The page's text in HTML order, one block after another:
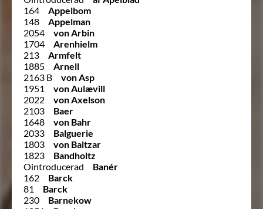
164
Appelbom
148
Appelman
2054
von Arbin
1704
Arenhielm
213
Armfelt
1885
Arnell
2163 B
von Asp
1951
von Aulævill
2022
von Axelson
2103
Baer
1648
von Bahr
2033
Balguerie
1803
von Baltzar
1823
Bandholtz
Ointroducerad
Banér
162
Barck
81
Barck
230
Barnekow